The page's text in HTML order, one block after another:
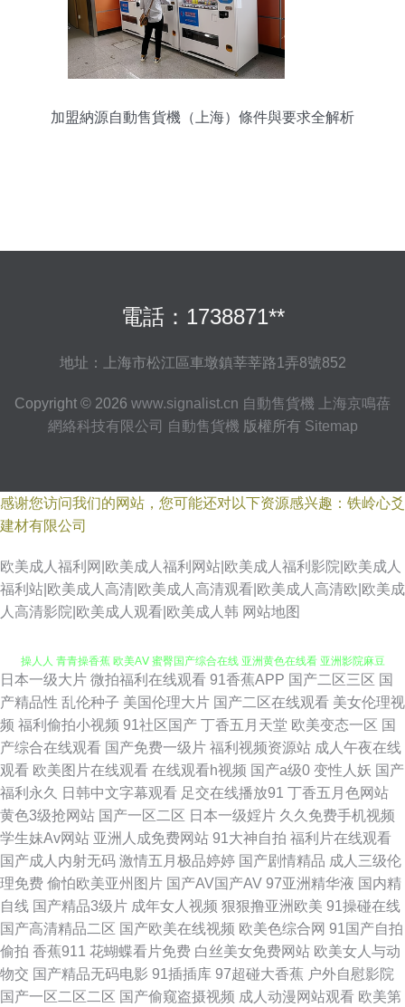
加盟納源自動售貨機（上海）條件與要求全解析
電話：1738871**
地址：上海市松江區車墩鎮莘莘路1弄8號852
Copyright © 2026 www.signalist.cn 自動售貨機
上海京鳴蓓
網絡科技有限公司 自動售貨機 版權所有 Sitemap
感谢您访问我们的网站，您可能还对以下资源感兴趣：铁岭心爻
建材有限公司
欧美成人福利网|欧美成人福利网站|欧美成人福利影院|欧美成人
福利站|欧美成人高清|欧美成人高清观看|欧美成人高清欧|欧美成
人高清影院|欧美成人观看|欧美成人韩 网站地图
www91一区 日韩三级高清无码 国产人妖网站 午夜日屄 日韩qv 人人摸人人
操人人 青青操香蕉 欧美AⅤ 蜜臀国产综合在线 亚洲黄色在线看 亚洲影院麻豆
日韩三级片AV 日韩无码福利导航 欧美日韩啊V 欧日韩aa 四虎影像 69成人在
线 91色男人 岛国搬运123 欧美日韩ww 人妻福利导航 青娱乐超清精品 亚洲
金典AA 91竹菊 免费试看av韩国 亚洲AU www青青操 激情网站 成人视频院
成人日B福利视频 浮力影院艹艹 2026超碰 肏屄五区 a级黄卡 91免费看片神
器 成人不卡 韩国理论av电影 狼友激情网 AV天堂黄色 国产精品久久AⅤ 青青
日本一级大片 微拍福利在线观看 91香蕉APP 国产二区三区 国
产精品性 乱伦种子 美国伦理大片 国产二区在线观看 美女伦理视
频 福利偷拍小视频 91社区国产 丁香五月天堂 欧美变态一区 国
产综合在线观看 国产免费一级片 福利视频资源站 成人午夜在线
观看 欧美图片在线观看 在线观看h视频 国产a级0 变性人妖 国产
福利永久
日韩中文字幕观看 足交在线播放91 丁香五月色网站
黄色3级抢网站 国产一区二区 日本一级婬片 久久免费手机视频
学生妹Av网站 亚洲人成免费网站 91大神自拍 福利片在线观看
国产成人内射无码 激情五月极品婷婷 国产剧情精品 成人三级伦
理免费 偷怕欧美亚州图片 国产AV国产AV 97亚洲精华液 国内精
自线 国产精品3级片 成年女人视频 狠狠撸亚洲欧美 91操碰在线
国产高清精品二区 国产欧美在线视频 欧美色综合网 91国产自拍
偷拍 香蕉911 花蝴蝶看片免费 白丝美女免费网站 欧美女人与动
物交 国产精品无码电影 91插插库 97超碰大香蕉 户外自慰影院
国产一区二区二区 国产偷窥盗摄视频 成人动漫网站观看 欧美第